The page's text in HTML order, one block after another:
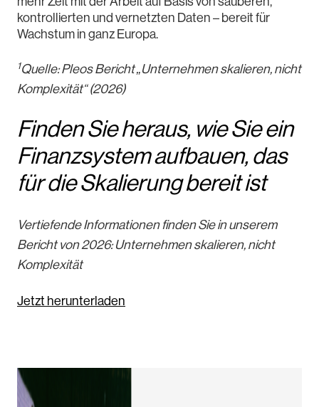
kontrollierten und vernetzten Daten – bereit für
Wachstum in ganz Europa.
1Quelle: Pleos Bericht „Unternehmen skalieren, nicht
Komplexität“ (2026)
Finden Sie heraus, wie Sie ein
Finanzsystem aufbauen, das
für die Skalierung bereit ist
Vertiefende Informationen finden Sie in unserem
Bericht von 2026: Unternehmen skalieren, nicht
Komplexität
Jetzt herunterladen